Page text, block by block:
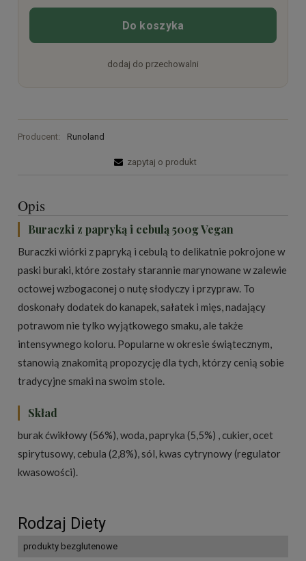
Do koszyka
dodaj do przechowalni
Producent: Runoland
zapytaj o produkt
Opis
Buraczki z papryką i cebulą 500g Vegan
Buraczki wiórki z papryką i cebulą to delikatnie pokrojone w
paski buraki, które zostały starannie marynowane w zalewie
octowej wzbogaconej o nutę słodyczy i przypraw. To
doskonały dodatek do kanapek, sałatek i mięs, nadający
potrawom nie tylko wyjątkowego smaku, ale także
intensywnego koloru. Popularne w okresie świątecznym,
stanowią znakomitą propozycję dla tych, którzy cenią sobie
tradycyjne smaki na swoim stole.
Skład
burak ćwikłowy (56%), woda, papryka (5,5%) , cukier, ocet
spirytusowy, cebula (2,8%), sól, kwas cytrynowy (regulator
kwasowości).
Rodzaj Diety
produkty bezglutenowe